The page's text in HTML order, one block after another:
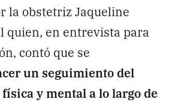
la obstetriz Jaqueline
quien, en entrevista para
contó que se
un seguimiento del
física ymental a lo largo de